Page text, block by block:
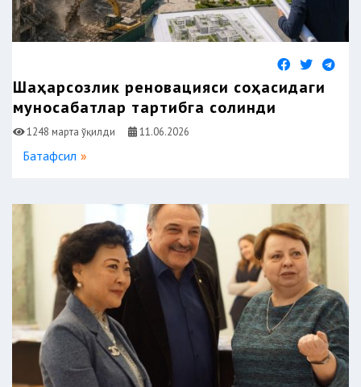
​​​​​​​Шаҳарсозлик реновацияси соҳасидаги
муносабатлар тартибга солинди
1248 марта ўқилди 11.06.2026
Батафсил